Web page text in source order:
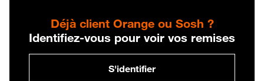
Déjà client Orange ou Sosh ?
Identifiez-vous pour voir vos remises
S'identifier